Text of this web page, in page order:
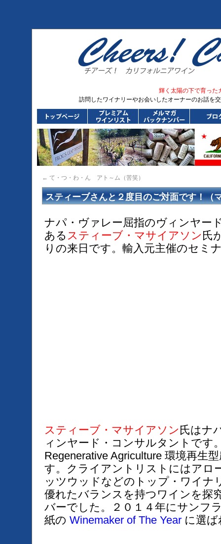
輝く太陽の下で育った
訪問したワイナリーやお会いしたオーナーのお話を
← て・つ・わ・ん アト～ム（苦笑）
スティーブさんと２度目のご対面です！（
ナパ・ヴァレー屈指のヴィンヤー
ある スティーブ・マサイアソン 氏
りの来日です。輸入元主催のセミ
スティーブ・マサイアソン 氏はナ
ィンヤード・コンサルタントです
Regenerative Agriculture 環境再生
す。クライアントリストにはアロ
ッツウッドなどのトップ・ワイナ
優れたバランスを持つワインを探
バーでした。２０１４年にサンフ
紙の Winemaker of The Year に選